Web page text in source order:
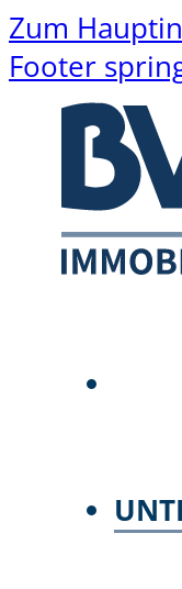
Zum
Footer